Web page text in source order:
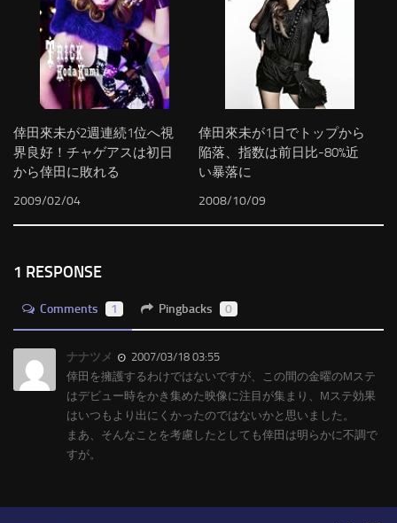
倖田來未が2週連続1位へ視
界良好！チャゲアスは初日
から倖田に敗れる
2009/02/04
倖田來未が1日でトップから
陥落、指数は前日比-80%近
い暴落に
2008/10/09
1 RESPONSE
Comments 1 Pingbacks 0
ナナツメ
2007/03/18 03:55
倖田を擁護するわけではないですが、この間の金曜のMステ
はデビュー時をかき集めた映像に注目が集まり、Mステ効果
はいつもより出にくかったのではないかと思いました。
まあ、そんなことを考慮したとしても倖田は明らかに不調で
すが。